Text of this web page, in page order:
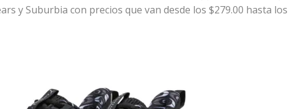
y Suburbia con precios que van desde los $279.00 hasta los